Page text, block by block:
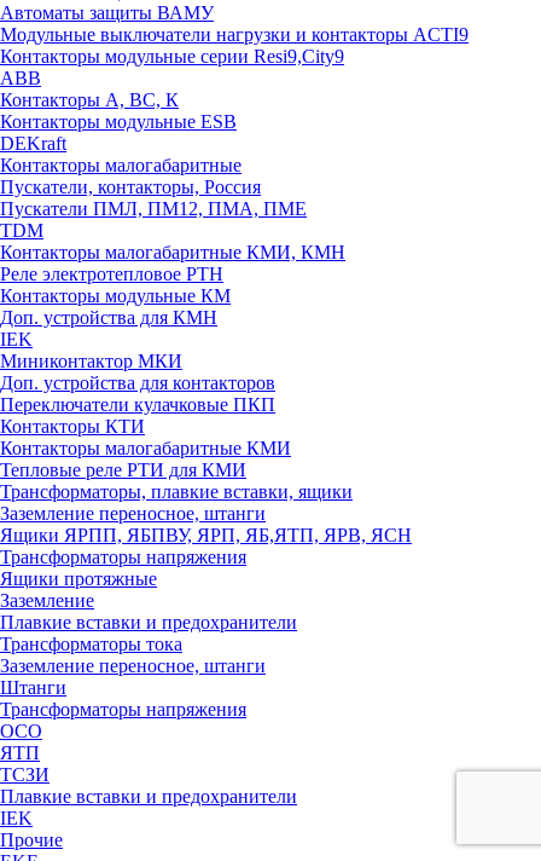
Автоматы защиты ВАМУ
Модульные выключатели нагрузки и контакторы ACTI9
Контакторы модульные серии Resi9,City9
ABB
Контакторы А, ВС, К
Контакторы модульные ESB
DEKraft
Контакторы малогабаритные
Пускатели, контакторы, Россия
Пускатели ПМЛ, ПМ12, ПМА, ПМЕ
TDM
Контакторы малогабаритные КМИ, КМН
Реле электротепловое РТН
Контакторы модульные КМ
Доп. устройства для КМН
IEK
Миниконтактор МКИ
Доп. устройства для контакторов
Переключатели кулачковые ПКП
Контакторы КТИ
Контакторы малогабаритные КМИ
Тепловые реле РTИ для КМИ
Трансформаторы, плавкие вставки, ящики
Заземление переносное, штанги
Ящики ЯРПП, ЯБПВУ, ЯРП, ЯБ,ЯТП, ЯРВ, ЯСН
Трансформаторы напряжения
Ящики протяжные
Заземление
Плавкие вставки и предохранители
Трансформаторы тока
Заземление переносное, штанги
Штанги
Трансформаторы напряжения
ОСО
ЯТП
ТСЗИ
Плавкие вставки и предохранители
IEK
Прочие